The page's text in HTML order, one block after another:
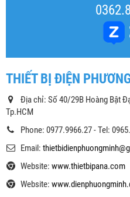
THIẾT BỊ ĐIỆN
Địa chỉ: Số 40/29B Hoàng Bật
Tp.HCM
Phone: 0977.9966.27 - Tel:
Email:
Website: www.thietbipana.com
Website: